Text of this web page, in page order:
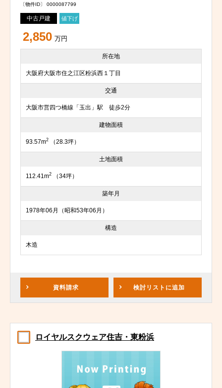
〔物件ID〕 0000087799
中古戸建 値下げ
2,850 万円
所在地
大阪府大阪市住之江区粉浜西１丁目
交通
大阪市営四つ橋線「玉出」駅 徒歩2分
建物面積
93.57m2 （28.3坪）
土地面積
112.41m2 （34坪）
築年月
1978年06月（昭和53年06月）
構造
木造
資料請求 検討リスト に追加
ロイヤルスクウェア住吉・東粉浜